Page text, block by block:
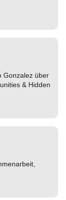
Gonzalez über
& Hidden